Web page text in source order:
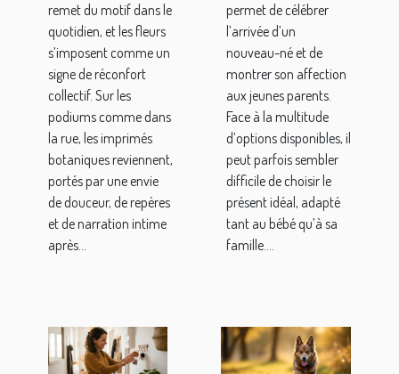
pandémie
remet du motif dans le
quotidien, et les fleurs
s’imposent comme un
signe de réconfort
collectif. Sur les
podiums comme dans
la rue, les imprimés
botaniques reviennent,
portés par une envie
de douceur, de repères
et de narration intime
après...
permet de célébrer
l’arrivée d’un
nouveau-né et de
montrer son affection
aux jeunes parents.
Face à la multitude
d’options disponibles, il
peut parfois sembler
difficile de choisir le
présent idéal, adapté
tant au bébé qu’à sa
famille....